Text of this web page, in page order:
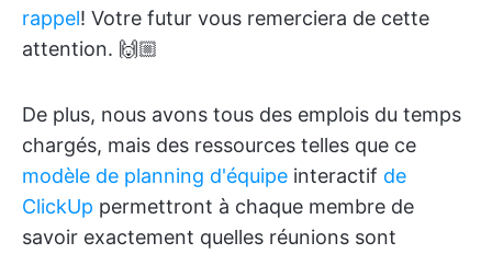
rappel! Votre futur vous remerciera de cette
attention. 🙌🏼
De plus, nous avons tous des emplois du temps
chargés, mais des ressources telles que ce
modèle de planning d'équipe interactif de
ClickUp permettront à chaque membre de
savoir exactement quelles réunions sont